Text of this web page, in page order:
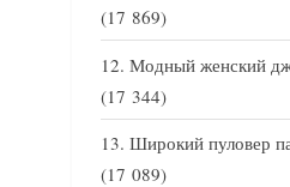
(17 869)
Модный женский
(17 344)
Широкий пуловер
(17 089)